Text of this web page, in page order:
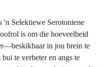
'n Selektiewe Serotoniene
is om die hoeveelheid
in jou brein te
te verbeter en angs te